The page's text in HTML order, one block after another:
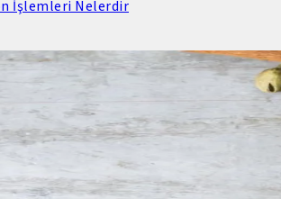
İşlemleri Nelerdir